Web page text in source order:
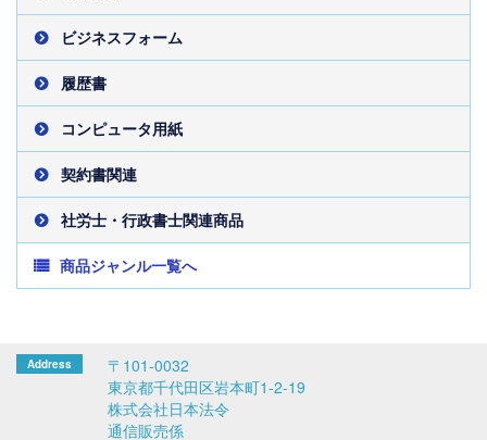
ビジネスフォーム
履歴書
コンピュータ用紙
契約書関連
社労士・行政書士関連商品
商品ジャンル一覧へ
〒101-0032
東京都千代田区岩本町1-2-19
株式会社日本法令
通信販売係